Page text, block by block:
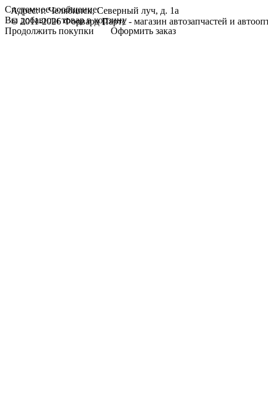
Адрес: г. Челябинск, Северный луч, д. 1а
© 2011-2026 Форвард Партс - магазин автозапчастей и
Системное сообщение:
Вы добавили товар в корзину
Продолжить покупки
Оформить заказ